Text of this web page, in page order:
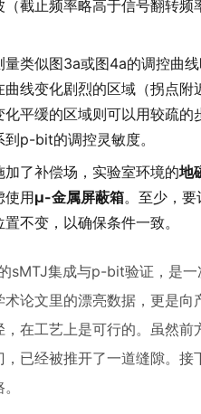
截止频率略高于信号翻转
量类似图3a或图4a的调控曲
线变化剧烈的区域（拐点附
平缓的区域则可以用较疏
p-bit的调控灵敏度。
加了补偿场，实验室环境的地
使用μ-金属屏蔽箱。至少，
不变，以确保条件一致。
sMTJ集成与p-bit验证，是
论文里的漂亮数据，更是
在工艺上是可行的。虽然
已经被推开了一道缝隙。